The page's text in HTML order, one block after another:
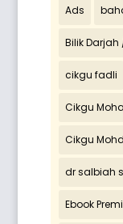
Ads
Bilik
cikgu fadli
Cikgu
Cikgu
dr salbiah
Ebook